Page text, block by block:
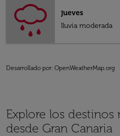
jueves
lluvia moderada
Desarrollado por: OpenWeatherMap.org
Explore los destinos
desde Gran Canaria